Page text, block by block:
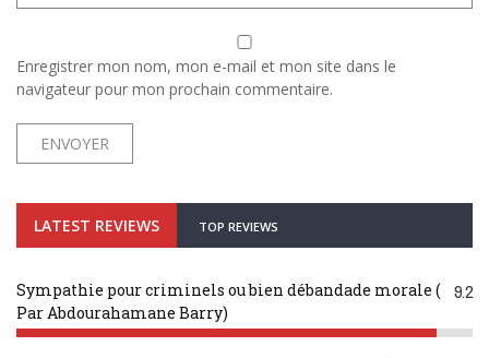
Enregistrer mon nom, mon e-mail et mon site dans le
navigateur pour mon prochain commentaire.
LATEST REVIEWS TOP REVIEWS
Sympathie pour criminels ou bien débandade morale (
Par Abdourahamane Barry)
9.2